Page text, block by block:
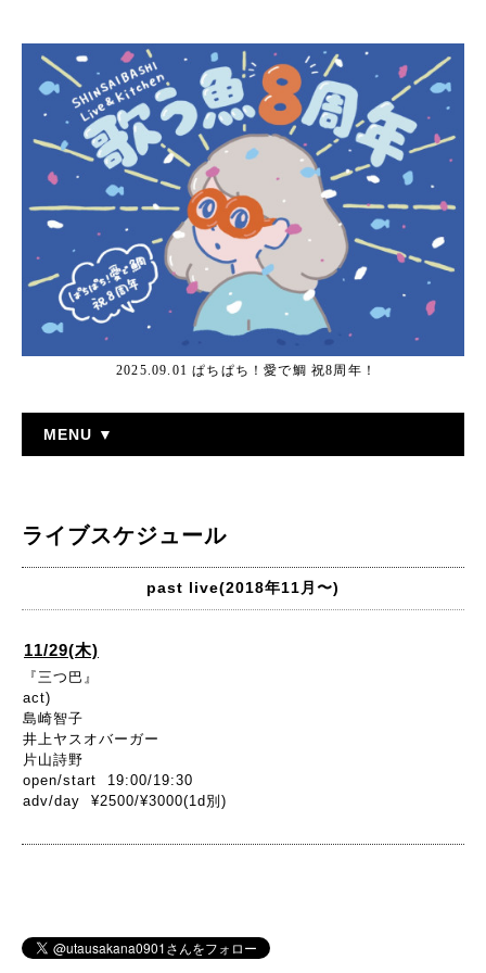
2025.09.01 ぱちぱち！愛で鯛 祝8周年！
MENU ▼
ライブスケジュール
past live(2018年11月〜)
11/29(木)
『三つ巴』
act)
島崎智子
井上ヤスオバーガー
片山詩野
open/start 19:00/19:30
adv/day ¥2500/¥3000(1d別)